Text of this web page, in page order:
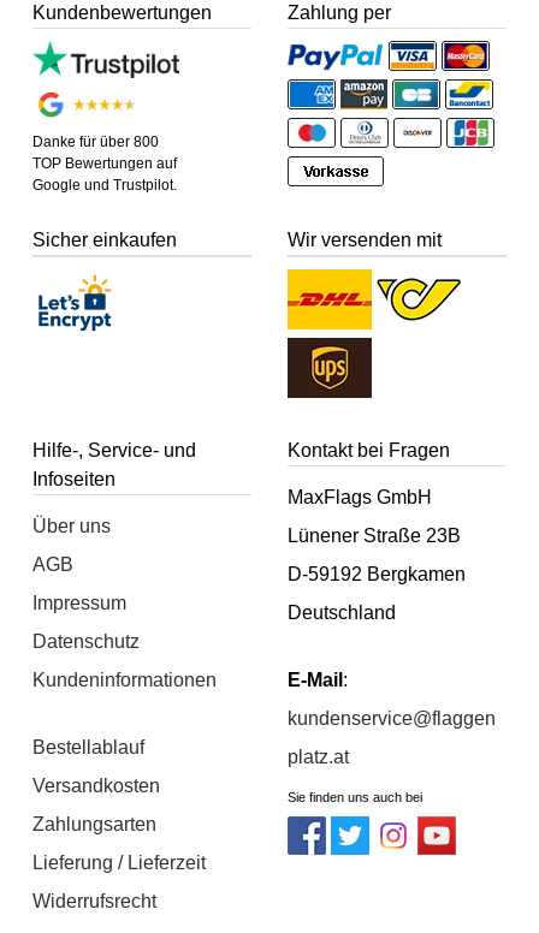
Kundenbewertungen
Danke für über 800
TOP Bewertungen auf
Google und Trustpilot.
Zahlung per
Sicher einkaufen Wir versenden mit
Hilfe-, Service- und
Infoseiten
Über uns
AGB
Impressum
Datenschutz
Kundeninformationen
Bestellablauf
Versandkosten
Zahlungsarten
Lieferung / Lieferzeit
Widerrufsrecht
Kontakt bei Fragen
MaxFlags GmbH
Lünener Straße 23B
D-59192 Bergkamen
Deutschland
E-Mail :
kundenservice@flaggen
platz.at
Sie finden uns auch bei